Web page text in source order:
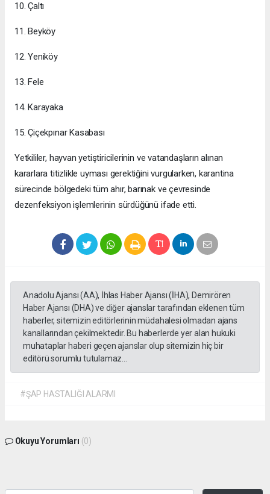
10. Çaltı
11. Beyköy
12. Yeniköy
13. Fele
14. Karayaka
15. Çiçekpınar Kasabası
Yetkililer, hayvan yetiştiricilerinin ve vatandaşların alınan
kararlara titizlikle uyması gerektiğini vurgularken, karantina
sürecinde bölgedeki tüm ahır, barınak ve çevresinde
dezenfeksiyon işlemlerinin sürdüğünü ifade etti.
Anadolu Ajansı (AA), İhlas Haber Ajansı (İHA), Demirören
Haber Ajansı (DHA) ve diğer ajanslar tarafından eklenen tüm
haberler, sitemizin editörlerinin müdahalesi olmadan ajans
kanallarından çekilmektedir. Bu haberlerde yer alan hukuki
muhataplar haberi geçen ajanslar olup sitemizin hiç bir
editörü sorumlu tutulamaz...
#ŞAP HASTALIĞI ALARMI
Okuyu Yorumları (0)